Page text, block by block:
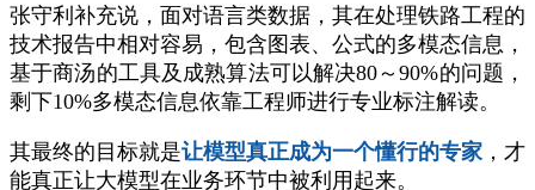
张守利补充说，面对语言类数据，其在处理铁路工程的
技术报告中相对容易，包含图表、公式的多模态信息，
基于商汤的工具及成熟算法可以解决80～90%的问题，
剩下10%多模态信息依靠工程师进行专业标注解读。
其最终的目标就是让模型真正成为一个懂行的专家 ，才
能真正让大模型在业务环节中被利用起来。